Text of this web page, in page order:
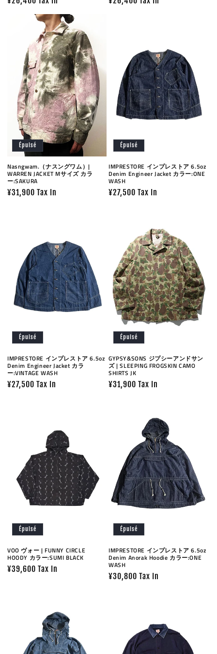
Épuisé
Nasngwam.（ナスングワム）|
WARREN JACKET Mサイズ カラ
ー:SAKURA
Prix
¥31,900 Tax In
Épuisé
IMPRESTORE インプレストア 6.5oz
Denim Engineer Jacket カラー:ONE
WASH
Prix
¥27,500 Tax In
Épuisé
IMPRESTORE インプレストア 6.5oz
Denim Engineer Jacket カラ
ー:VINTAGE WASH
Prix
¥27,500 Tax In
Épuisé
GYPSY&SONS ジプシーアンドサン
ズ | SLEEPING FROGSKIN CAMO
SHIRTS JK
Prix
¥31,900 Tax In
Épuisé
VOO ヴォー | FUNNY CIRCLE
HOODY カラー:SUMI BLACK
Prix
¥39,600 Tax In
Épuisé
IMPRESTORE インプレストア 6.5oz
Denim Anorak Hoodie カラー:ONE
WASH
Prix
¥30,800 Tax In